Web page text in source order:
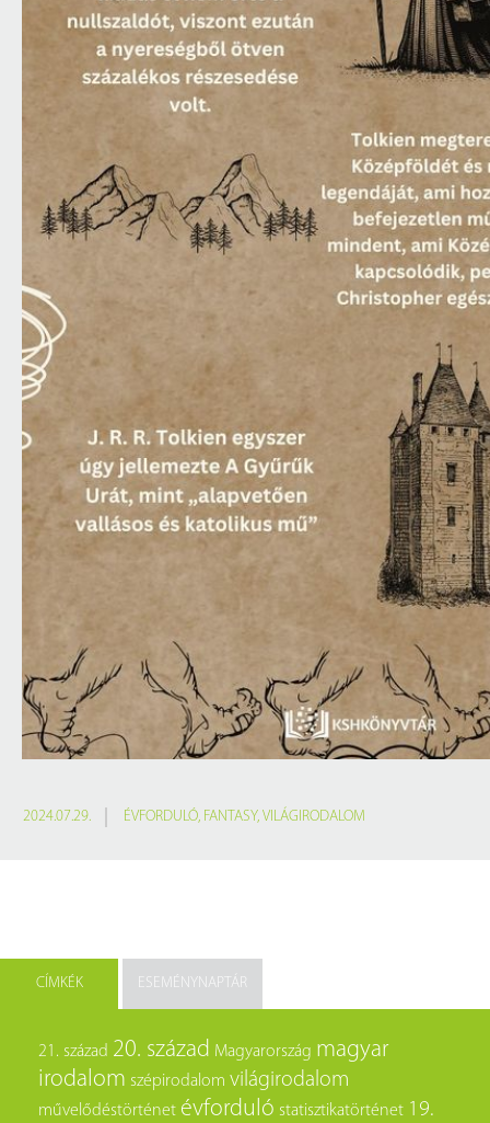
2024.07.29. ÉVFORDULÓ, FANTASY, VILÁGIRODALOM
CÍMKÉK ESEMÉNYNAPTÁR
21. század 20. század Magyarország magyar
irodalom szépirodalom világirodalom
művelődéstörténet évforduló statisztikatörténet 19.